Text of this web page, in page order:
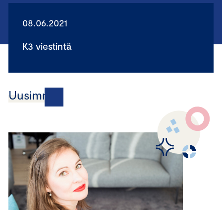
08.06.2021
K3 viestintä
Uusimmat